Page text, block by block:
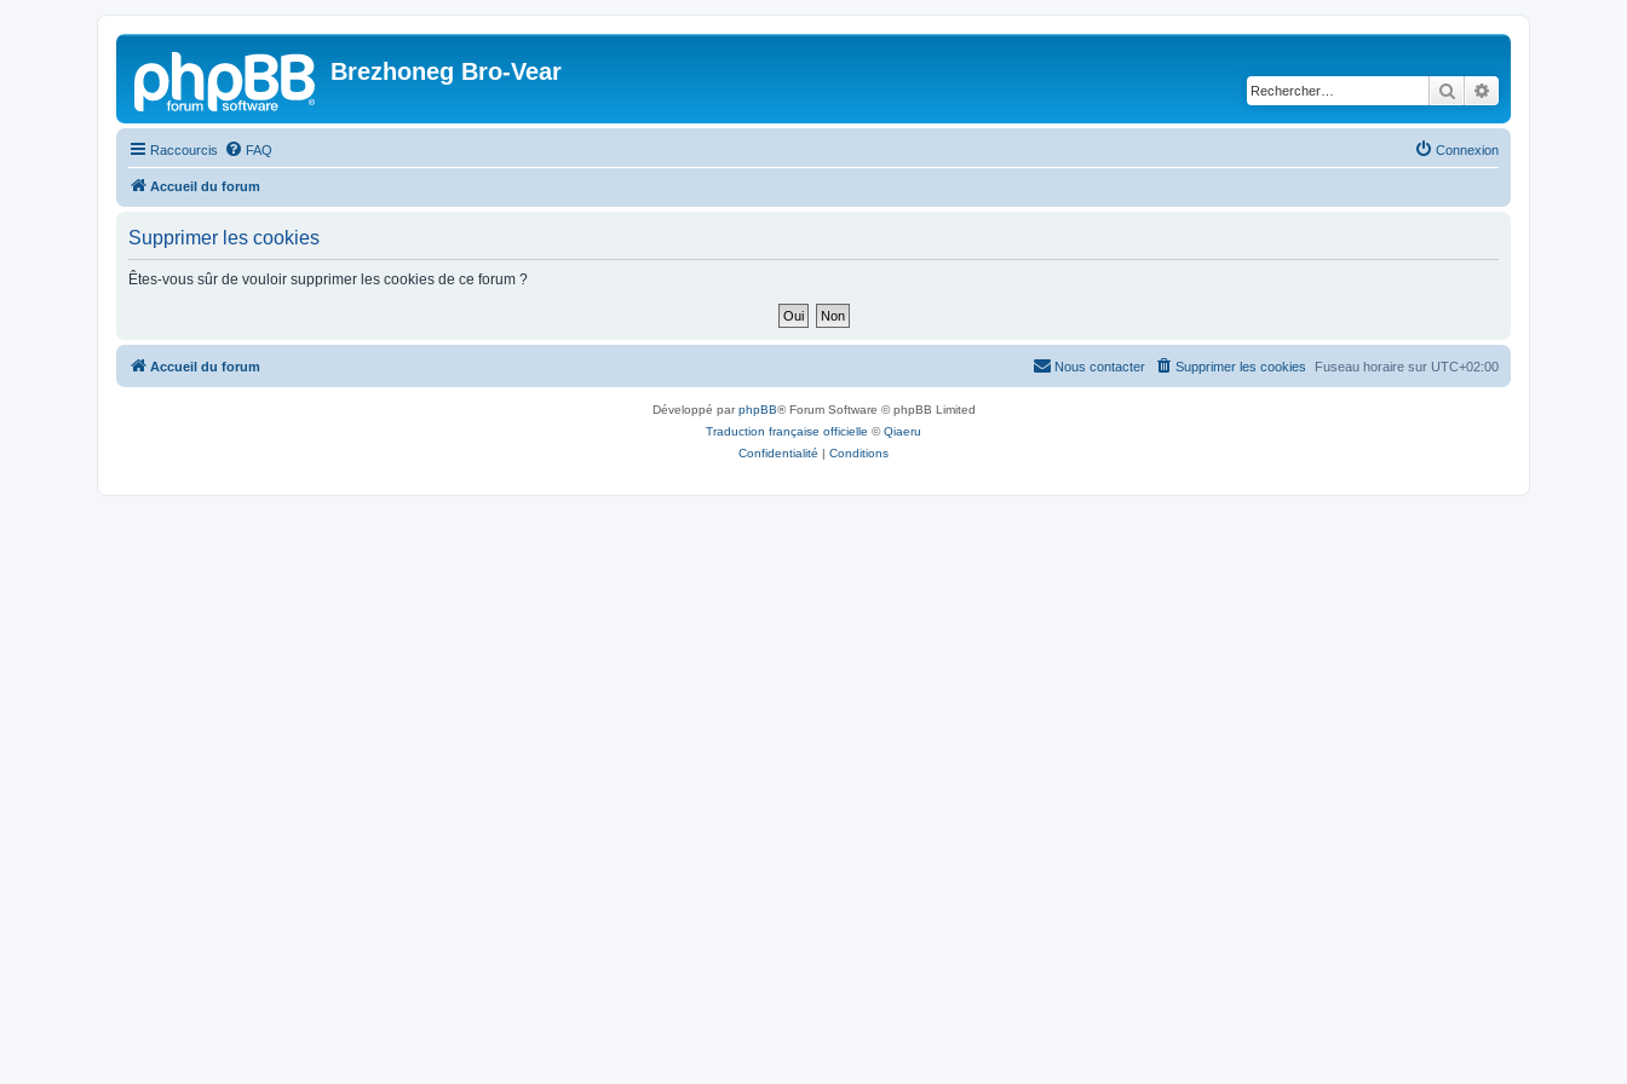
Brezhoneg Bro-Vear
Rechercher
Raccourcis FAQ Connexion
Accueil du forum
Supprimer les cookies
Êtes-vous sûr de vouloir supprimer les cookies de ce forum ?
Accueil du forum Fuseau horaire sur UTC+02:00
Supprimer les cookies
Nous contacter
Développé parphpBB® Forum Software © phpBB Limited
Traduction française officielle ©Qiaeru
Confidentialité | Conditions